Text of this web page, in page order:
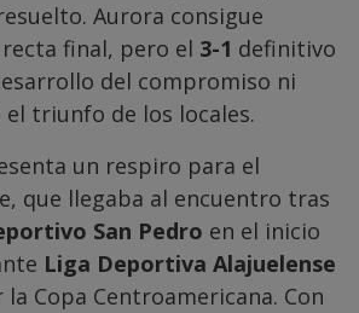
Aurora consigue
final, pero el 3-1 definitivo
del compromiso ni
triunfo de los locales.
un respiro para el
que llegaba al encuentro tras
San Pedro en el inicio
Liga Deportiva Alajuelense
Copa Centroamericana. Con